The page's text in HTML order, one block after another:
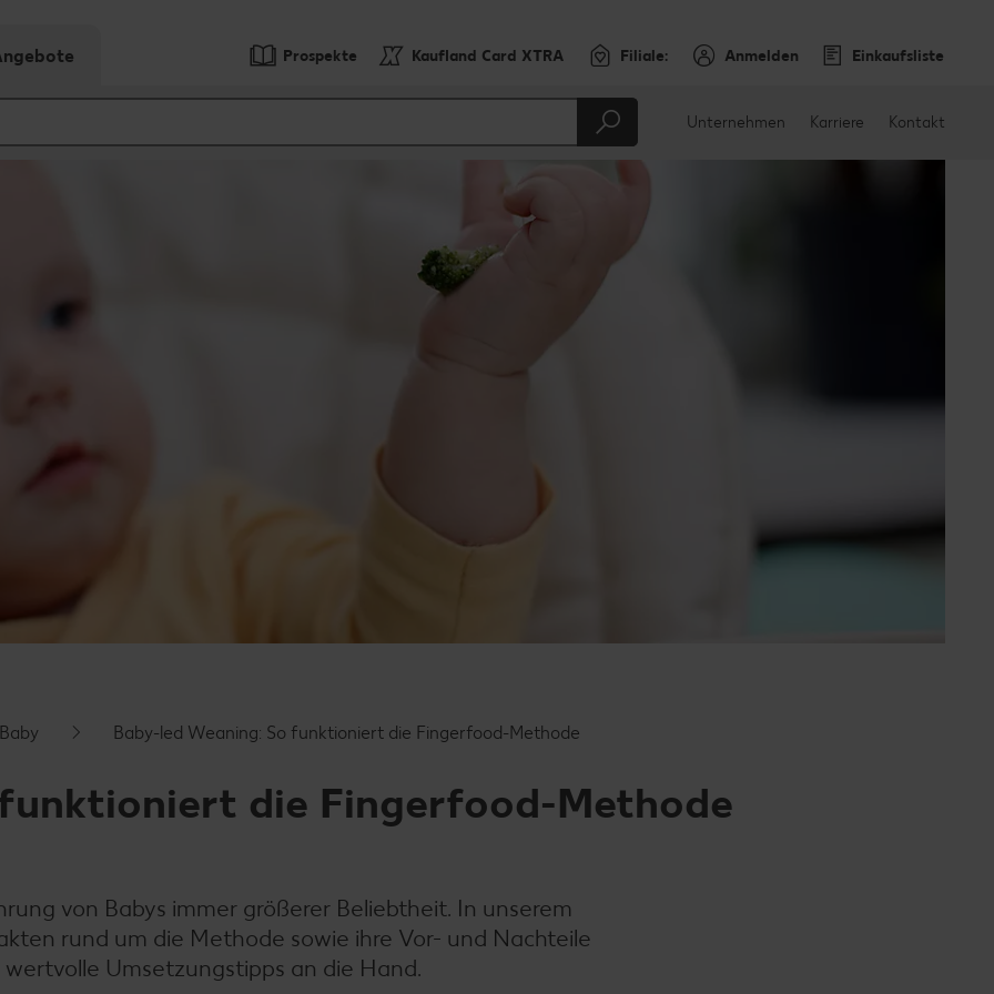
Prospekte Kaufland Card XTRA Filiale: Anmelden Einkaufsliste
Unternehmen Karriere Kontakt
Baby-led Weaning: So funktioniert die Fingerfood-Methode
die Fingerfood-Methode
von Babys immer größerer Beliebtheit. In unserem
rund um die Methode sowie ihre Vor- und Nachteile
Umsetzungstipps an die Hand.